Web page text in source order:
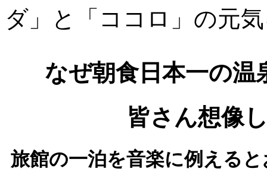
ダ」と「ココロ」の元
なぜ朝食日本一の温
皆さん想像
旅館の一泊を音楽に例える